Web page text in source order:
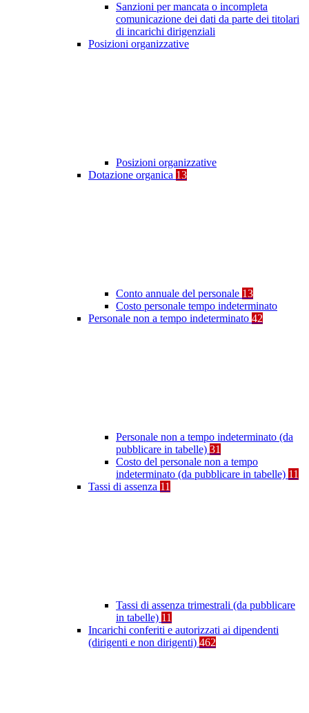
Sanzioni per mancata o incompleta
comunicazione dei dati da parte dei titolari
di incarichi dirigenziali
Posizioni organizzative
Posizioni organizzative
Dotazione organica 13
Conto annuale del personale 13
Costo personale tempo indeterminato
Personale non a tempo indeterminato 42
Personale non a tempo indeterminato (da
pubblicare in tabelle) 31
Costo del personale non a tempo
indeterminato (da pubblicare in tabelle) 11
Tassi di assenza 11
Tassi di assenza trimestrali (da pubblicare
in tabelle) 11
Incarichi conferiti e autorizzati ai dipendenti
(dirigenti e non dirigenti) 462